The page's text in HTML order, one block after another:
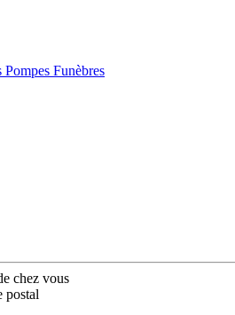
Funèbres
chez vous
postal